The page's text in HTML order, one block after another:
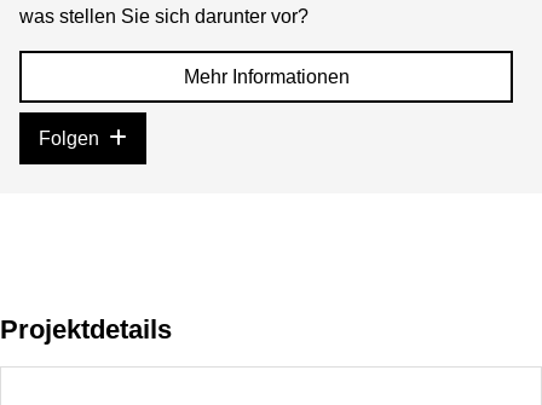
was stellen Sie sich darunter vor?
Mehr Informationen
Folgen
Projektdetails